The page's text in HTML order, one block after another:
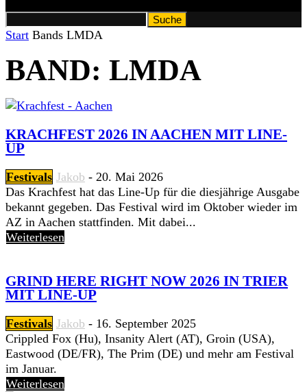
Start Bands LMDA
BAND: LMDA
KRACHFEST 2026 IN AACHEN MIT LINE-
UP
Festivals Jakob - 20. Mai 2026
Das Krachfest hat das Line-Up für die diesjährige Ausgabe
bekannt gegeben. Das Festival wird im Oktober wieder im
AZ in Aachen stattfinden. Mit dabei...
Weiterlesen
GRIND HERE RIGHT NOW 2026 IN TRIER
MIT LINE-UP
Festivals Jakob - 16. September 2025
Crippled Fox (Hu), Insanity Alert (AT), Groin (USA),
Eastwood (DE/FR), The Prim (DE) und mehr am Festival
im Januar.
Weiterlesen